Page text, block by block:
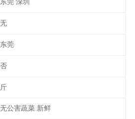
东莞 深圳
无
东莞
否
斤
无公害蔬菜 新鲜